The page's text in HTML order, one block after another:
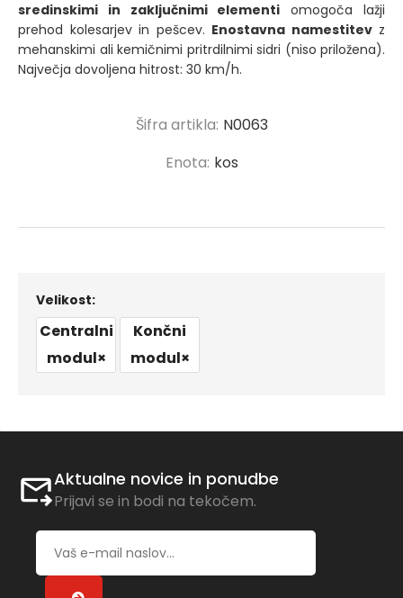
sredinskimi in zaključnimi elementi omogoča lažji
prehod kolesarjev in pešcev. Enostavna namestitevz
mehanskimi ali kemičnimi pritrdilnimi sidri (niso priložena).
Največja dovoljena hitrost: 30 km/h.
Šifra artikla: N0063
Enota: kos
Velikost:
Centralni
modul×
Končni
modul×
Aktualne novice in ponudbe
Prijavi se in bodi na tekočem.